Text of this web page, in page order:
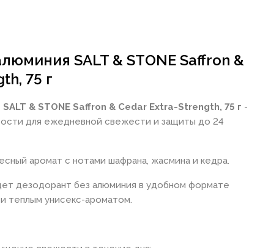
SALT & STONE Saffron &
75 г
& STONE Saffron & Cedar Extra-Strength, 75 г -
для ежедневной свежести и защиты до 24
аромат с нотами шафрана, жасмина и кедра.
дезодорант без алюминия в удобном формате
теплым унисекс-ароматом.